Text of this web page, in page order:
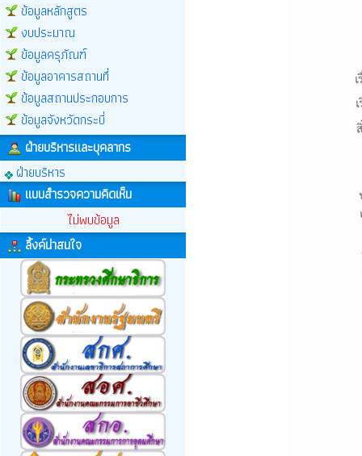
ข้อมูลหลักสูตร
งบประมาณ
ข้อมูลครุภัณฑ์
ข้อมูลอาคารสถานที่
ข้อมูลสถานประกอบการ
ข้อมูลจังหวัดกระบี่
ฝ่ายบริหารและบุคลากร
ฝ่ายบริหาร
แบบสำรวจความคิดเห็น
ไม่พบข้อมูล
ลิ้งค์น่าสนใจ